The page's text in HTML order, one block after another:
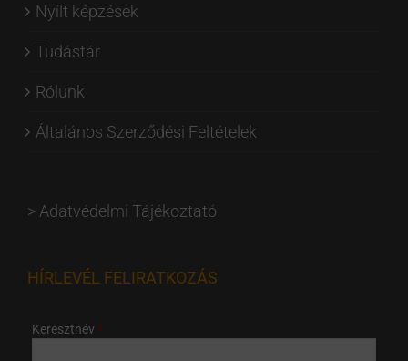
Nyílt képzések
Tudástár
Rólunk
Általános Szerződési Feltételek
> Adatvédelmi Tájékoztató
HÍRLEVÉL FELIRATKOZÁS
Keresztnév